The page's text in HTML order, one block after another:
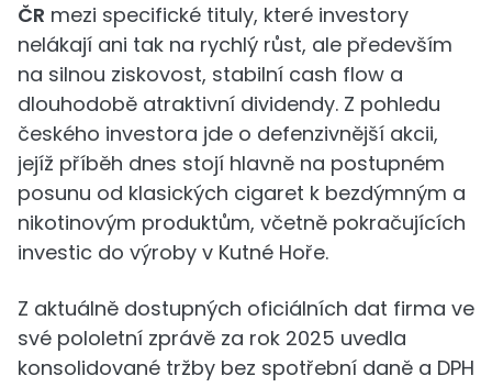
ČR mezi specifické tituly, které investory
nelákají ani tak na rychlý růst, ale především
na silnou ziskovost, stabilní cash flow a
dlouhodobě atraktivní dividendy. Z pohledu
českého investora jde o defenzivnější akcii,
jejíž příběh dnes stojí hlavně na postupném
posunu od klasických cigaret k bezdýmným a
nikotinovým produktům, včetně pokračujících
investic do výroby v Kutné Hoře.
Z aktuálně dostupných oficiálních dat firma ve
své pololetní zprávě za rok 2025 uvedla
konsolidované tržby bez spotřební daně a DPH